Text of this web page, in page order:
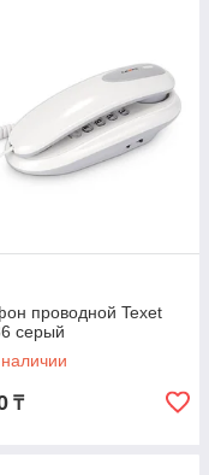
проводной Texet
серый
₸